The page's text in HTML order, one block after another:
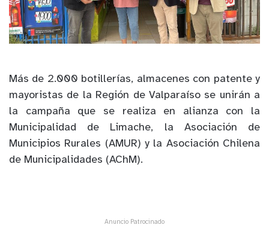
Más de 2.000 botillerías, almacenes con patente y
mayoristas de la Región de Valparaíso se unirán a
la campaña que se realiza en alianza con la
Municipalidad de Limache, la Asociación de
Municipios Rurales (AMUR) y la Asociación Chilena
de Municipalidades (AChM).
Anuncio Patrocinado